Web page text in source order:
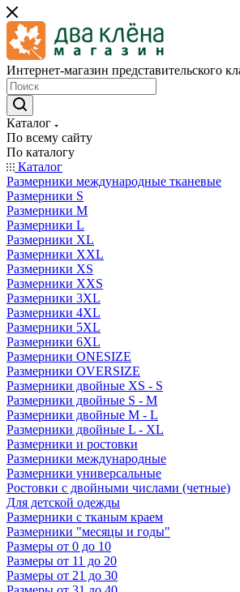
Интернет-магазин представительского
Каталог
По всему сайту
По каталогу
Каталог
Размерники международные тканевые
Размерники S
Размерники M
Размерники L
Размерники XL
Размерники XXL
Размерники XS
Размерники XXS
Размерники 3XL
Размерники 4XL
Размерники 5XL
Размерники 6XL
Размерники ONESIZE
Размерники OVERSIZE
Размерники двойные XS - S
Размерники двойные S - M
Размерники двойные M - L
Размерники двойные L - XL
Размерники и ростовки
Размерники международные
Размерники универсальные
Ростовки с двойными числами (четные)
Для детской одежды
Размерники с тканым краем
Размерники "месяцы и годы"
Размеры от 0 до 10
Размеры от 11 до 20
Размеры от 21 до 30